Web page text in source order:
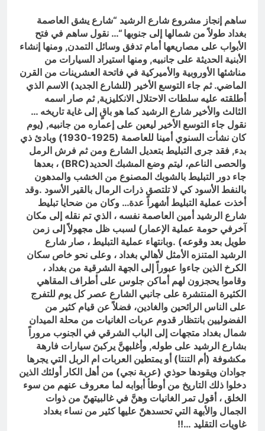
ساهم إنجاز مشروع شارع الرشيد “شارع يشق العاصمة
بغداد طولاً من شمالها إلى جنوبها “… نقول ساهم في فتح
الأبواب على مصاريعها أمام تدفق وسائل التمدن, ومنها إنشاء
الأبنية الحديثة على جانبيه, ومنها استيراد السيارات من
مناشئها الأوروبية والأميركية في فاتحة العشرينات من القرن
الماضي. ثم جاء التوسع الأخير (للشارع الجديد) الاسم الذي
أطلقته عليه سلطات الاحتلال الانكليزية, ثم صار اسمه
الثالث والأخير شارع الرشيد كما هو باقٍ إلى غاية تاريخه …
نقول جاء التوسع الأخير ليعين على إعماره من جانبيه, (يوم
كان نشأت السنوي أمينا للعاصمة (1925-1930) وبادئ ذي
بدء, فقد جرى التبليط بتعديل الشارع ومن ثم فرش الرمل
والحصى الناعم، ليتم وضع المشبك الحديد(BRC) ، بعدها
جاء دور التبليط بالشوبك المصنوع من الخشب والمدهون
بالنفط الأسود كي لا تلتصق ذرات الرمال بالقير الأسود .وقد
أخذت عملية التبليط أشهراً عدة… وكان من ضحايا تبليط
شارع الرشيد أمين العاصمة نفسه ، الذي تم نقله إلى مكان
آخرفي حومة عملية الإعمار) لسبب ظل مجهولاً إلى زمن
طويل بعد وقوعه) .وبانتهاء عملية التبليط ، صار شارع
الرشيد المتنزه الأمثل لأهالي بغداد ، وعلى نحو خاص سكان
الكرخ الذين جاءوا عبوراً إلى الجهة الشرقية من بغداد ،
وقاموا يحجزون لهم أماكن جلوس على أطراف المقاهي
الكثيرة المنتشرة على جانبي الشارع عصر كل يوم للتفرج
على الناس الرائحين والغادين، فضلاً عن قيام كثير من
الفضوليين بانتظار قدوم عربات الغانيات من محلة الميدان
شمال بغداد متجهات إلى الباب الشرقي في الجنوب مروراً
بشارع الرشيد على طوله, وأغلبهنَّ يركبنَ سيارات فارهة
مكشوفة (أم التنتا) أو يمتطين العربات ام الربل التي يجرها
جوادان ويقودها حوذي (عربة نجي) من أهل الكار أولئك الذين
دخلوا ذلك التاريخ من أوطأ أبوابه لما معروف عنهم من سوء
الخلق ، أقول تمر الغانيات وهنَّ في غالبيتهنّ من ذوات
الجمال والأبهة التي تحسدهنّ عليها كثير من نساء بغداد
غاويات التقليد …!!